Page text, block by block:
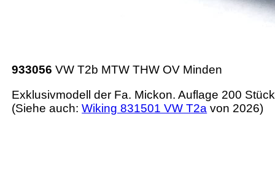
933056 VW T2b MTW THW OV Minden
Exklusivmodell der Fa. Mickon. Auflage 200
(Siehe auch:Wiking 831501 VW T2a von 2026)